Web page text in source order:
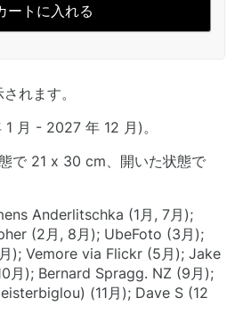
ートに入れる
れます。
月 - 2027 年 12 月)。
で 21 x 30 cm、開いた状態で
Anderlitschka (1月, 7月);
(2月, 8月); UbeFoto (3月);
); Vemore via Flickr (5月); Jake
月); Bernard Spragg. NZ (9月);
(11月); Dave S (12